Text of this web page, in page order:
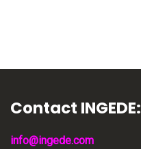
Contact INGEDE:
info@ingede.com